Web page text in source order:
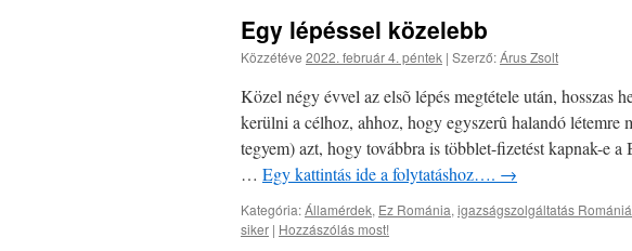
Egy lépéssel közelebb
Közzétéve 2022. február 4. péntek | Szerző:Árus Zsolt
Közel négy évvel az elsõ lépés megtétele után, hosszas
kerülni a célhoz, ahhoz, hogy egyszerû halandó létemre
tegyem) azt, hogy továbbra is többlet-fizetést kapnak-e
… Egy kattintás ide a folytatáshoz…. →
Kategória:Államérdek, Ez Románia, igazságszolgáltatás
siker | Hozzászólás most!